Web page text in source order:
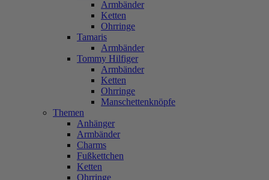
Armbänder
Ketten
Ohrringe
Tamaris
Armbänder
Tommy Hilfiger
Armbänder
Ketten
Ohrringe
Manschettenknöpfe
Themen
Anhänger
Armbänder
Charms
Fußkettchen
Ketten
Ohrringe